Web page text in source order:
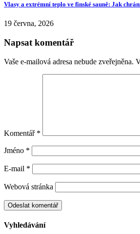
Vlasy a extrémní teplo ve finské sauně: Jak
19 června, 2026
Napsat komentář
Vaše e-mailová adresa nebude zveřejněna.
Komentář *
Jméno *
E-mail *
Webová stránka
Vyhledávání